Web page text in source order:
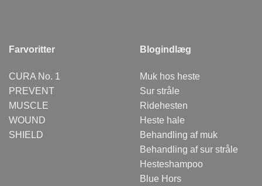
Farvoritter
CURA No. 1
PREVENT
MUSCLE
WOUND
SHIELD
Blogindlæg
Muk hos heste
Sur stråle
Ridehesten
Heste hale
Behandling af muk
Behandling af sur stråle
Hesteshampoo
Blue Hors